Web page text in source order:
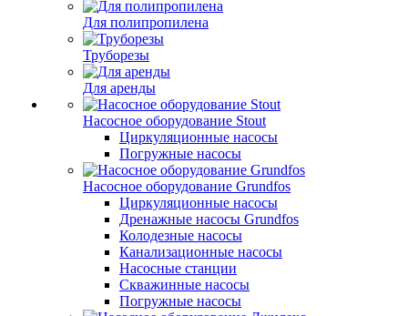
Для полипропилена
Труборезы
Для аренды
Насосное оборудование Stout
Циркуляционные насосы
Погружные насосы
Насосное оборудование Grundfos
Циркуляционные насосы
Дренажные насосы Grundfos
Колодезные насосы
Канализационные насосы
Насосные станции
Скважинные насосы
Погружные насосы